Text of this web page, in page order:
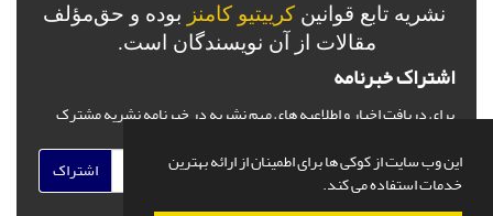
این وب سایت از کوکی ها برای اطمینان از ارائه بهترین
خدمات استفاده می کند.
نشریه تابع قوانین کرییتیو کامنز بوده و حق‌مؤلف
مقالات از آن نویسندگان است.
اشتراک خبرنامه
برای دریافت اخبار و اطلاعیه های مهم نشریه در خبرنامه نشریه مشترک
اشتراک